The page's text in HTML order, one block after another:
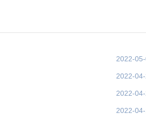
2022-05-
2022-
2022-
2022-